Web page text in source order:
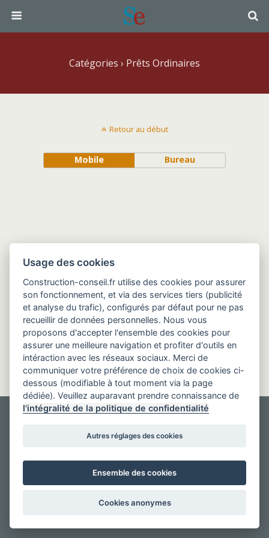
Catégories › Prêts Ordinaires
Retour au début
Mobile Bureau
Usage des cookies
Construction-conseil.fr utilise des cookies pour assurer
son fonctionnement, et via des services tiers (publicité
et analyse du trafic), configurés par défaut pour ne pas
recueillir de données personnelles. Nous vous
proposons d'accepter l'ensemble des cookies pour
assurer une meilleure navigation et profiter d'outils en
intéraction avec les réseaux sociaux. Merci de
communiquer votre préférence de choix de cookies ci-
dessous (modifiable à tout moment via la page
dédiée). Veuillez auparavant prendre connaissance de
l'intégralité de la politique de confidentialité
Autres réglages des cookies
Ensemble des cookies
Cookies anonymes